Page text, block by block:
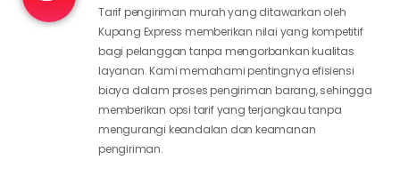
Tarif pengiriman murah yang ditawarkan oleh
Kupang Express memberikan nilai yang kompetitif
bagi pelanggan tanpa mengorbankan kualitas
layanan. Kami memahami pentingnya efisiensi
biaya dalam proses pengiriman barang, sehingga
memberikan opsi tarif yang terjangkau tanpa
mengurangi keandalan dan keamanan
pengiriman.